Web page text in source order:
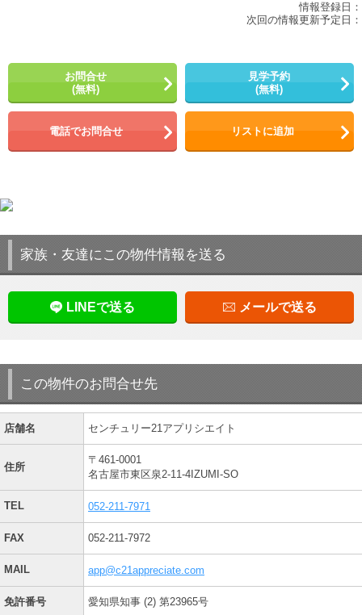
情報登録日：
次回の情報更新予定日：
お問合せ
(無料)
見学予約
(無料)
電話でお問合せ リストに追加
家族・友達にこの物件情報を送る
LINEで送る メールで送る
この物件のお問合せ先
店舗名 センチュリー21アプリシエイト
住所
〒461-0001
名古屋市東区泉2-11-4IZUMI-SO
TEL 052-211-7971
FAX 052-211-7972
MAIL app@c21appreciate.com
免許番号 愛知県知事 (2) 第23965号